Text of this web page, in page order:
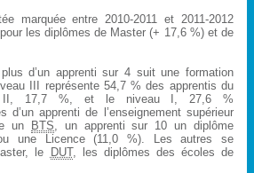
marquée entre 2010-2011 et 2011-2012
les diplômes de Master (+ 17,6 %) et de
d’un apprenti sur 4 suit une formation
III représente 54,7 % des apprentis du
II, 17,7 %, et le niveau I, 27,6 %
d’un apprenti de l’enseignement supérieur
un BTS , un apprenti sur 10 un diplôme
une Licence (11,0 %). Les autres se
le DUT, les diplômes des écoles de